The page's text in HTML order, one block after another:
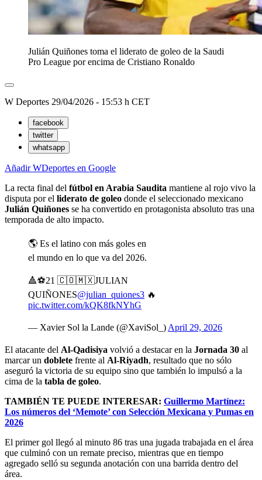
Julián Quiñones toma el liderato de goleo de la Saudi
Pro League por encima de Cristiano Ronaldo
W Deportes 29/04/2026 - 15:53 h CET
facebook
twitter
whatsapp
Añadir WDeportes en Google
La recta final del fútbol en Arabia Saudita mantiene al rojo vivo la
disputa por el liderato de goleo donde el seleccionado mexicano
Julián Quiñones se ha convertido en protagonista absoluto tras una
temporada de alto impacto.
🌎 Es el latino con más goles en
el mundo en lo que va del 2026.
🔺⚽️21 🇨🇴🇲🇽JULIAN
QUIÑONES@julian_quiones3 🔥
pic.twitter.com/kQK8fkNYhG
— Xavier Sol la Lande (@XaviSol_) April 29, 2026
El atacante del Al-Qadisiya volvió a destacar en la Jornada 30 al
marcar un doblete frente al Al-Riyadh, resultado que no sólo
aseguró la victoria de su equipo sino que también lo impulsó a la
cima de la tabla de goleo.
TAMBIÉN TE PUEDE INTERESAR: Guillermo Martínez:
Los números del ‘Memote’ con Selección Mexicana y Pumas en
2026
El primer gol llegó al minuto 86 tras una jugada trabajada en el área
que culminó con un remate preciso, mientras que en tiempo
agregado selló su segunda anotación con una barrida dentro del
área.